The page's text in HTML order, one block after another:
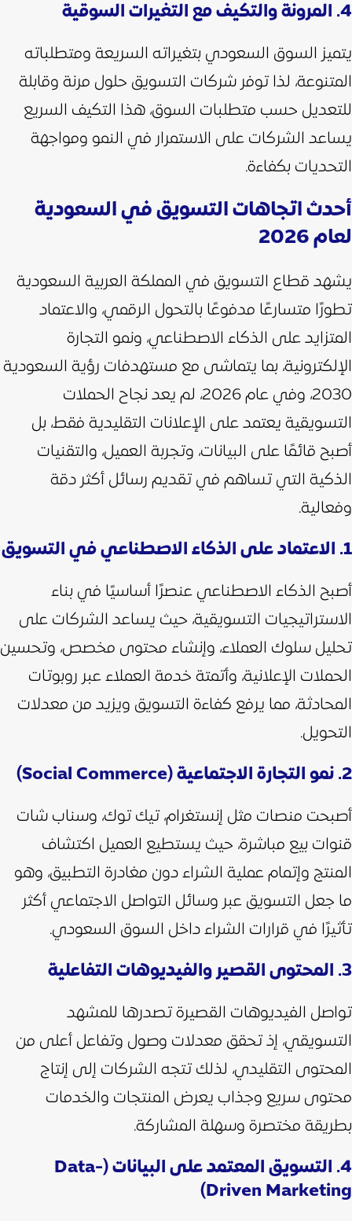
4. المرونة والتكيف مع التغيرات السوقية
يتميز السوق السعودي بتغيراته السريعة ومتطلباته
المتنوعة، لذا توفر شركات التسويق حلول مرنة وقابلة
للتعديل حسب متطلبات السوق، هذا التكيف السريع
يساعد الشركات على الاستمرار في النمو ومواجهة
التحديات بكفاءة.
أحدث اتجاهات التسويق في السعودية
لعام 2026
يشهد قطاع التسويق في المملكة العربية السعودية
تطورًا متسارعًا مدفوعًا بالتحول الرقمي، والاعتماد
المتزايد على الذكاء الاصطناعي، ونمو التجارة
الإلكترونية، بما يتماشى مع مستهدفات رؤية السعودية
2030، وفي عام 2026، لم يعد نجاح الحملات
التسويقية يعتمد على الإعلانات التقليدية فقط، بل
أصبح قائمًا على البيانات، وتجربة العميل، والتقنيات
الذكية التي تساهم في تقديم رسائل أكثر دقة
وفعالية.
1. الاعتماد على الذكاء الاصطناعي في التسويق
أصبح الذكاء الاصطناعي عنصرًا أساسيًا في بناء
الاستراتيجيات التسويقية، حيث يساعد الشركات على
تحليل سلوك العملاء، وإنشاء محتوى مخصص، وتحسين
الحملات الإعلانية، وأتمتة خدمة العملاء عبر روبوتات
المحادثة، مما يرفع كفاءة التسويق ويزيد من معدلات
التحويل.
2. نمو التجارة الاجتماعية (Social Commerce)
أصبحت منصات مثل إنستغرام، تيك توك، وسناب شات
قنوات بيع مباشرة، حيث يستطيع العميل اكتشاف
المنتج وإتمام عملية الشراء دون مغادرة التطبيق، وهو
ما جعل التسويق عبر وسائل التواصل الاجتماعي أكثر
تأثيرًا في قرارات الشراء داخل السوق السعودي.
3. المحتوى القصير والفيديوهات التفاعلية
تواصل الفيديوهات القصيرة تصدرها للمشهد
التسويقي، إذ تحقق معدلات وصول وتفاعل أعلى من
المحتوى التقليدي، لذلك تتجه الشركات إلى إنتاج
محتوى سريع وجذاب يعرض المنتجات والخدمات
بطريقة مختصرة وسهلة المشاركة.
4. التسويق المعتمد على البيانات (Data-
Driven Marketing)